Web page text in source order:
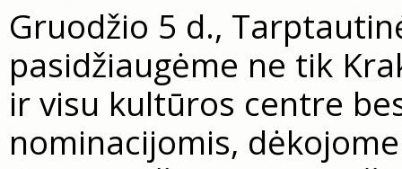
Gruodžio 5 d.,
pasidžiaugėme ne tik
ir visu kultūros centre
nominacijomis,